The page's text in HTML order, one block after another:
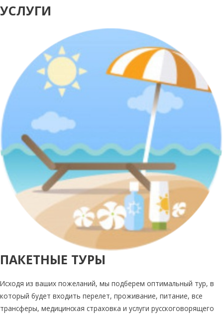
УСЛУГИ
ПАКЕТНЫЕ ТУРЫ
Исходя из ваших пожеланий, мы подберем оптимальный тур, в
который будет входить перелет, проживание, питание, все
трансферы, медицинская страховка и услуги русскоговорящего